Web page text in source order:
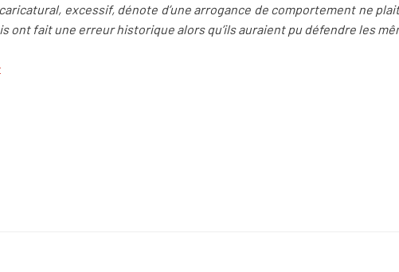
excessif, dénote d’une arrogance de comportement ne
ont fait une erreur historique alors qu’ils auraient pu défendre les